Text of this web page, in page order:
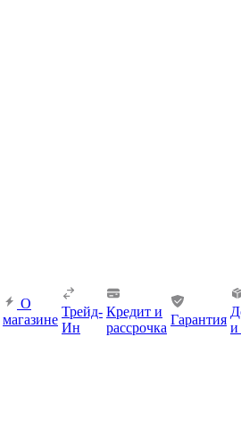
О
магазине
Трейд-
Ин
Кредит и
рассрочка
Гарантия
и